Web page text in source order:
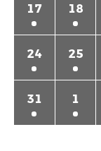
17 18
24 25
31 1